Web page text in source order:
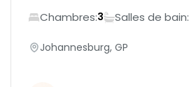
Chambres:3 Salles de bain:
Johannesburg, GP